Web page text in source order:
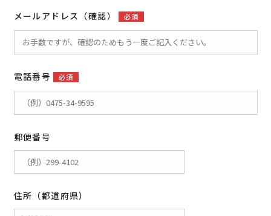
メールアドレス（確認） 必須
電話番号 必須
郵便番号
住所（都道府県）